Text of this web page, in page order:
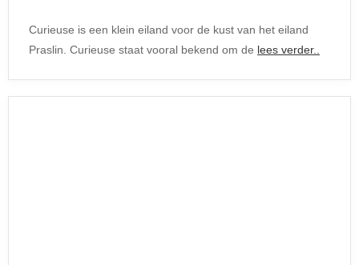
Curieuse is een klein eiland voor de kust van het eiland
Praslin. Curieuse staat vooral bekend om de lees verder..